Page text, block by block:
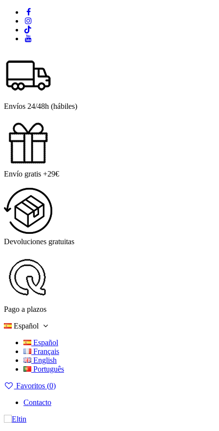
Envíos 24/48h (hábiles)
Envío gratis +29€
Devoluciones gratuitas
Pago a plazos
Español
Español
Français
English
Português
Favoritos (0)
Contacto